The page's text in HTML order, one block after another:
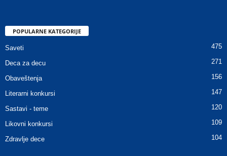
POPULARNE KATEGORIJE
Saveti 475
Deca za decu 271
Obaveštenja 156
Literarni konkursi 147
Sastavi - teme 120
Likovni konkursi 109
Zdravlje dece 104